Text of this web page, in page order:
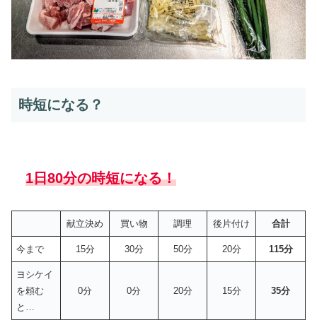
時短になる？
1日80分の時短になる！
献立決め 買い物 調理 後片付け 合計
今まで 15分 30分 50分 20分 115分
ヨシケイ
を頼む
と…
0分 0分 20分 15分 35分